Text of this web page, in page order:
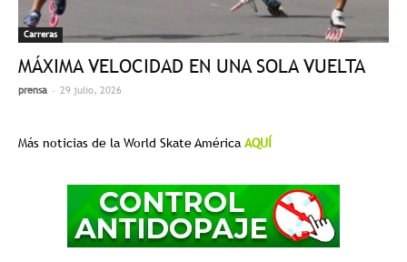
Carreras
MÁXIMA VELOCIDAD EN UNA SOLA VUELTA
prensa - 29 julio, 2026
Más noticias de la World Skate América AQUÍ